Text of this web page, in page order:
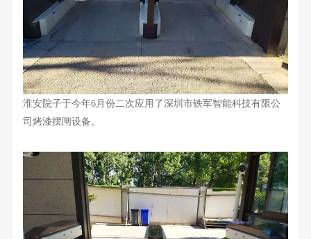
淮安院子于今年6月份二次应用了深圳市铁军智能科技有限公
司 烤漆摆闸设备。